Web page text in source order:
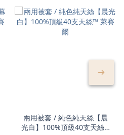
兩用被套 / 純色純天絲【晨
光白】100%頂級40支天絲™